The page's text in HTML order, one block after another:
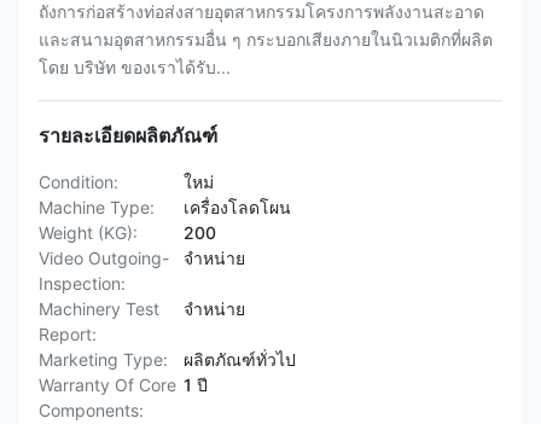
ถังการก่อสร้างท่อส่งสายอุตสาหกรรมโครงการพลังงานสะอาด
และสนามอุตสาหกรรมอื่น ๆ กระบอกเสียงภายในนิวเมติกที่ผลิต
โดย บริษัท ของเราได้รับ...
รายละเอียดผลิตภัณฑ์
Condition:
ใหม่
Machine Type:
เครื่องโลดโผน
Weight (KG):
200
Video Outgoing-
Inspection:
จําหน่าย
Machinery Test
Report:
จําหน่าย
Marketing Type:
ผลิตภัณฑ์ทั่วไป
Warranty Of Core
Components:
1 ปี